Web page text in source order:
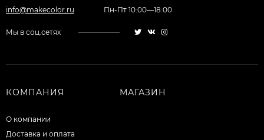
info@makecolor.ru Пн-Пт 10:00—18:00
Мы в соц.сетях
КОМПАНИЯ
О компании
Доставка и оплата
МАГАЗИН